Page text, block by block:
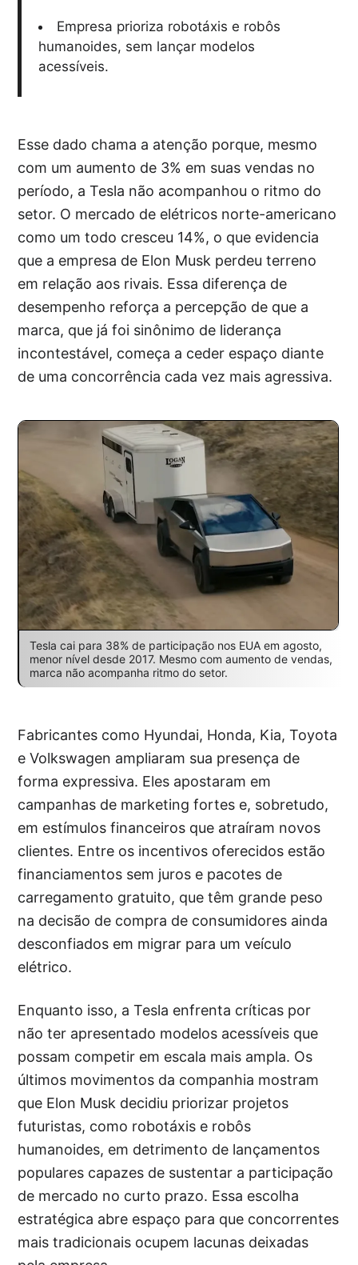
Empresa prioriza robotáxis e robôs
humanoides, sem lançar modelos
acessíveis.
Esse dado chama a atenção porque, mesmo
com um aumento de 3% em suas vendas no
período, a Tesla não acompanhou o ritmo do
setor. O mercado de elétricos norte-americano
como um todo cresceu 14%, o que evidencia
que a empresa de Elon Musk perdeu terreno
em relação aos rivais. Essa diferença de
desempenho reforça a percepção de que a
marca, que já foi sinônimo de liderança
incontestável, começa a ceder espaço diante
de uma concorrência cada vez mais agressiva.
Tesla cai para 38% de participação nos EUA em agosto,
menor nível desde 2017. Mesmo com aumento de vendas,
marca não acompanha ritmo do setor.
Fabricantes como Hyundai, Honda, Kia, Toyota
e Volkswagen ampliaram sua presença de
forma expressiva. Eles apostaram em
campanhas de marketing fortes e, sobretudo,
em estímulos financeiros que atraíram novos
clientes. Entre os incentivos oferecidos estão
financiamentos sem juros e pacotes de
carregamento gratuito, que têm grande peso
na decisão de compra de consumidores ainda
desconfiados em migrar para um veículo
elétrico.
Enquanto isso, a Tesla enfrenta críticas por
não ter apresentado modelos acessíveis que
possam competir em escala mais ampla. Os
últimos movimentos da companhia mostram
que Elon Musk decidiu priorizar projetos
futuristas, como robotáxis e robôs
humanoides, em detrimento de lançamentos
populares capazes de sustentar a participação
de mercado no curto prazo. Essa escolha
estratégica abre espaço para que concorrentes
mais tradicionais ocupem lacunas deixadas